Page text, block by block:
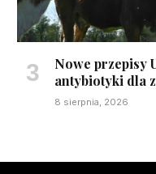
Nowe przepisy
antybiotyki dla
8 sierpnia, 2026